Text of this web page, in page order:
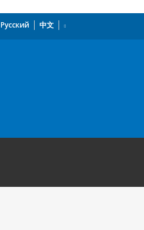
Русский 中文